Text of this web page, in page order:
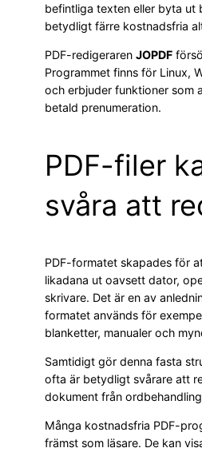
befintliga texten eller byta ut
betydligt färre kostnadsfria
PDF-redigeraren JOPDF
Programmet finns för Linux,
och erbjuder funktioner som
betald prenumeration.
PDF-filer
svåra att
PDF-formatet skapades för
likadana ut oavsett dator,
skrivare. Det är en av
formatet används för
blanketter, manualer och
Samtidigt gör denna fasta
ofta är betydligt svårare att
dokument från
Många kostnadsfria PDF-
främst som läsare. De kan